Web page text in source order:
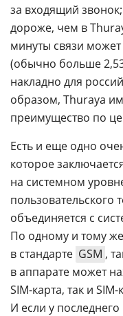
за входящий
дороже, чем в
минуты связи может
(обычно больше
накладно для
образом, Thuraya
преимущество по
Есть и еще одно
которое
на системном
объединяется с
По одному и тому
в стандарте GSM ,
в аппарате может
SIM-карта, так и SIM-
И если у